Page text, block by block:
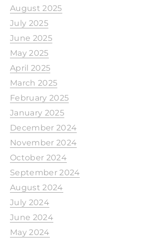
August 2025
July 2025
June 2025
May 2025
April 2025
March 2025
February 2025
January 2025
December 2024
November 2024
October 2024
September 2024
August 2024
July 2024
June 2024
May 2024